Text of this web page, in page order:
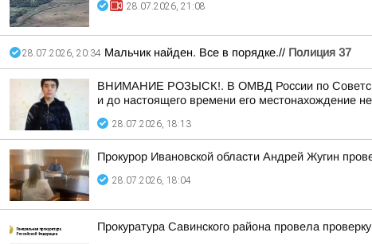
28.07.2026, 21:08
28.07.2026, 20:34 Мальчик найден. Все в порядке.// Полиция 37
ВНИМАНИЕ РОЗЫСК!. В ОМВД России по
и до настоящего времени его местонахождение
28.07.2026, 18:13
Прокурор Ивановской области Андрей Жугин
28.07.2026, 18:04
Прокуратура Савинского района провела